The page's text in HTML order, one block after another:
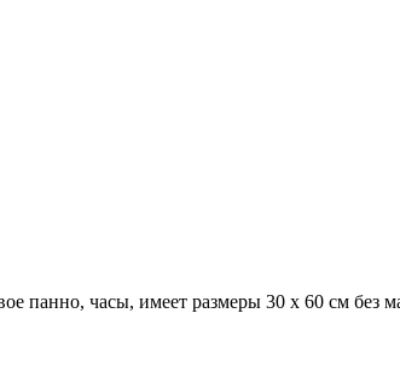
панно, часы, имеет размеры 30 х 60 см без